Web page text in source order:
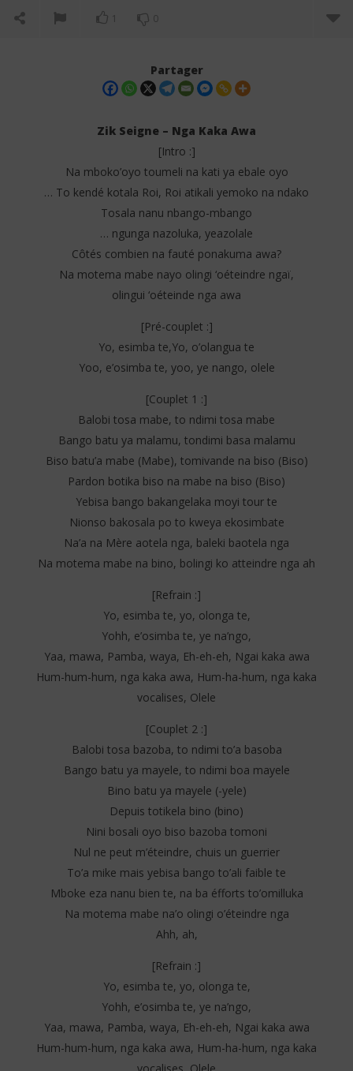
1 0
NOW VIEWING
Zik Seigne – Nga Kaka Awa (Lyrics)
Partager
Zik Seigne – Nga Kaka Awa
[Intro :]
Na mboko’oyo toumeli na kati ya ebale oyo
… To kendé kotala Roi, Roi atikali yemoko na ndako
Tosala nanu nbango-mbango
… ngunga nazoluka, yeazolale
Côtés combien na fauté ponakuma awa?
Na motema mabe nayo olingi ‘oéteindre ngaï,
olingui ‘oéteinde nga awa
[Pré-couplet :]
Yo, esimba te,Yo, o’olangua te
Yoo, e’osimba te, yoo, ye nango, olele
[Couplet 1 :]
Balobi tosa mabe, to ndimi tosa mabe
Bango batu ya malamu, tondimi basa malamu
Biso batu’a mabe (Mabe), tomivande na biso (Biso)
Pardon botika biso na mabe na biso (Biso)
Yebisa bango bakangelaka moyi tour te
Nionso bakosala po to kweya ekosimbate
Na’a na Mère aotela nga, baleki baotela nga
Na motema mabe na bino, bolingi ko atteindre nga ah
[Refrain :]
Yo, esimba te, yo, olonga te,
Yohh, e’osimba te, ye na’ngo,
Yaa, mawa, Pamba, waya, Eh-eh-eh, Ngai kaka awa
Hum-hum-hum, nga kaka awa, Hum-ha-hum, nga kaka
vocalises, Olele
[Couplet 2 :]
Balobi tosa bazoba, to ndimi to’a basoba
Bango batu ya mayele, to ndimi boa mayele
Bino batu ya mayele (-yele)
Depuis totikela bino (bino)
Nini bosali oyo biso bazoba tomoni
Nul ne peut m’éteindre, chuis un guerrier
To’a mike mais yebisa bango to’ali faible te
Mboke eza nanu bien te, na ba éfforts to’omilluka
Na motema mabe na’o olingi o’éteindre nga
Ahh, ah,
[Refrain :]
Yo, esimba te, yo, olonga te,
Yohh, e’osimba te, ye na’ngo,
Yaa, mawa, Pamba, waya, Eh-eh-eh, Ngai kaka awa
Hum-hum-hum, nga kaka awa, Hum-ha-hum, nga kaka